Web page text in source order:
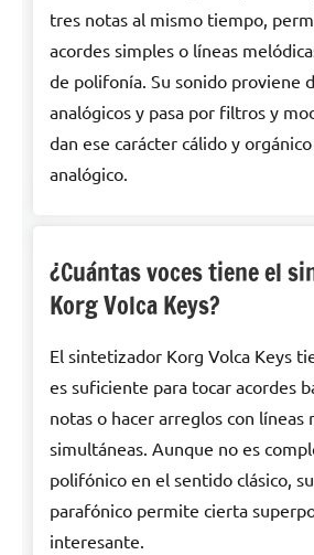
tres notas al mismo tiempo,
acordes simples o líneas
de polifonía. Su sonido proviene
analógicos y pasa por filtros y
dan ese carácter cálido y
analógico.
¿Cuántas voces tiene el
Korg Volca Keys?
El sintetizador Korg Volca Keys
es suficiente para tocar acordes
notas o hacer arreglos con líneas
simultáneas. Aunque no es
polifónico en el sentido clásico,
parafónico permite cierta
interesante.